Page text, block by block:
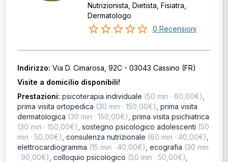
Nutrizionista, Dietista, Fisiatra,
Dermatologo
0 Recensioni
Indirizzo: Via D. Cimarosa, 92C - 03043 Cassino (FR)
Visite a domicilio disponibili!
Prestazioni: psicoterapia individuale (50 min · 60,00€)
prima visita ortopedica (30 min · 150,00€) prima visita
dermatologica (30 min · 150,00€) prima visita psichiatrica
(30 min · 150,00€) sostegno psicologico adolescenti (50
min · 50,00€) consulenza nutrizionale (60 min · 40,00€)
elettrocardiogramma (15 min · 40,00€) ecografia (30 min
· 90,00€) colloquio psicologico (50 min · 50,00€)